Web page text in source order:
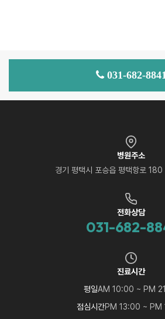
031-682-
병원주소
경기 평택시 포승읍 평택항로
전화상담
031-682-
진료시간
평일AM 10:00 ~ PM
점심시간PM 13:00 ~ PM